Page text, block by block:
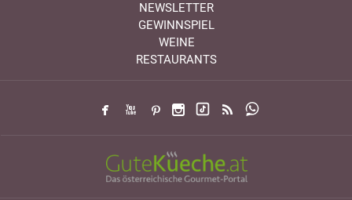
NEWSLETTER
GEWINNSPIEL
WEINE
RESTAURANTS